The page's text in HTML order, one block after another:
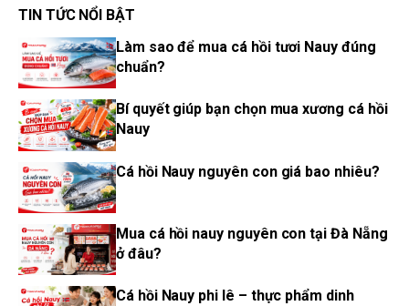
TIN TỨC NỔI BẬT
Làm sao để mua cá hồi tươi Nauy đúng
chuẩn?
Bí quyết giúp bạn chọn mua xương cá hồi
Nauy
Cá hồi Nauy nguyên con giá bao nhiêu?
Mua cá hồi nauy nguyên con tại Đà Nẵng
ở đâu?
Cá hồi Nauy phi lê – thực phẩm dinh